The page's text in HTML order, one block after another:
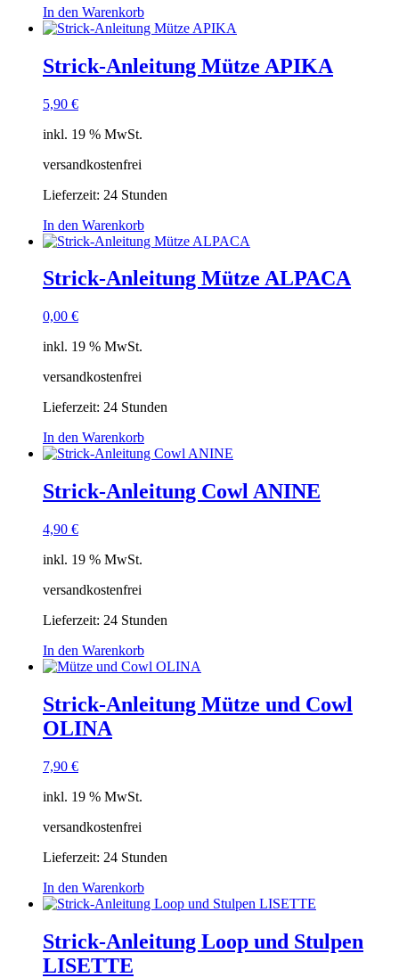
In den Warenkorb
Strick-Anleitung Mütze APIKA
5,90 €
inkl. 19 % MwSt.
versandkostenfrei
Lieferzeit: 24 Stunden
In den Warenkorb
Strick-Anleitung Mütze ALPACA
0,00 €
inkl. 19 % MwSt.
versandkostenfrei
Lieferzeit: 24 Stunden
In den Warenkorb
Strick-Anleitung Cowl ANINE
4,90 €
inkl. 19 % MwSt.
versandkostenfrei
Lieferzeit: 24 Stunden
In den Warenkorb
Strick-Anleitung Mütze und Cowl
OLINA
7,90 €
inkl. 19 % MwSt.
versandkostenfrei
Lieferzeit: 24 Stunden
In den Warenkorb
Strick-Anleitung Loop und Stulpen
LISETTE